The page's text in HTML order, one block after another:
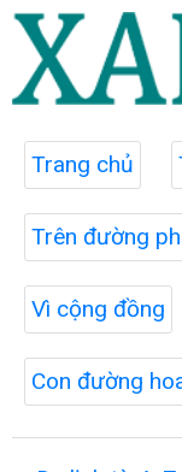
Trang chủ
Trên đường
Vì cộng đồng
Con đường